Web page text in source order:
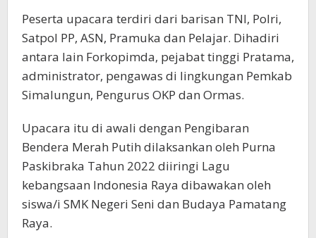
Peserta upacara terdiri dari barisan TNI, Polri,
Satpol PP, ASN, Pramuka dan Pelajar. Dihadiri
antara lain Forkopimda, pejabat tinggi Pratama,
administrator, pengawas di lingkungan Pemkab
Simalungun, Pengurus OKP dan Ormas.
Upacara itu di awali dengan Pengibaran
Bendera Merah Putih dilaksankan oleh Purna
Paskibraka Tahun 2022 diiringi Lagu
kebangsaan Indonesia Raya dibawakan oleh
siswa/i SMK Negeri Seni dan Budaya Pamatang
Raya.